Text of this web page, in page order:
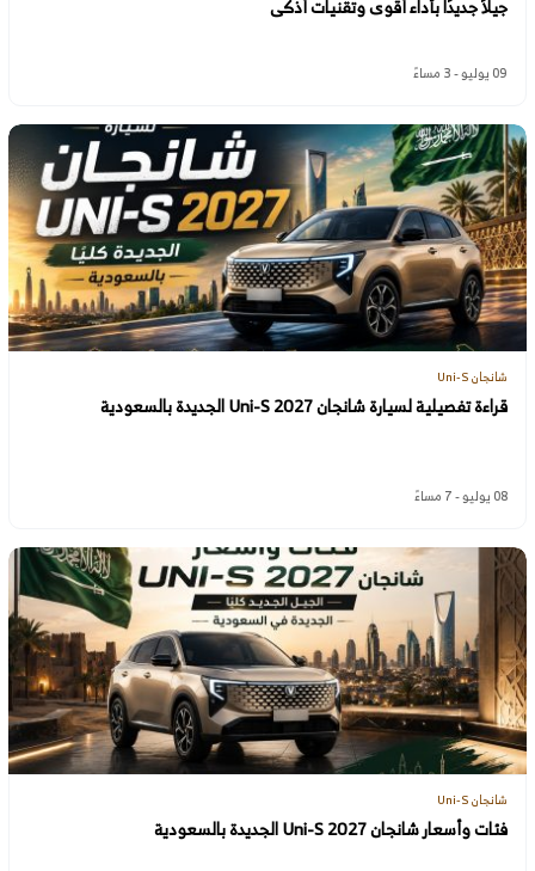
جيلاً جديدًا بأداء أقوى وتقنيات أذكى
09 يوليو - 3 مساءً
شانجان Uni-S
قراءة تفصيلية لسيارة شانجان Uni-S 2027 الجديدة بالسعودية
08 يوليو - 7 مساءً
شانجان Uni-S
فئات وأسعار شانجان Uni-S 2027 الجديدة بالسعودية